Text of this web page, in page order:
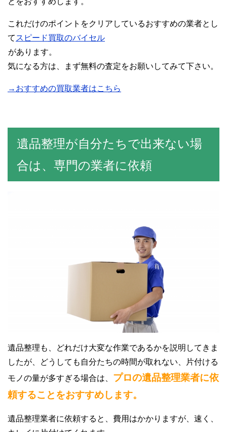
これだけのポイントをクリアしているおすすめの業者とし
て スピード買取のバイセル
があります。
気になる方は、まず無料の査定をお願いしてみて下さい。
→おすすめの買取業者はこちら
遺品整理が自分たちで出来ない場
合は、専門の業者に依頼
遺品整理も、どれだけ大変な作業であるかを説明してきま
したが、どうしても自分たちの時間が取れない、片付ける
モノの量が多すぎる場合は、 プロの遺品整理業者に依
頼することをおすすめします。
遺品整理業者に依頼すると、費用はかかりますが、速く、